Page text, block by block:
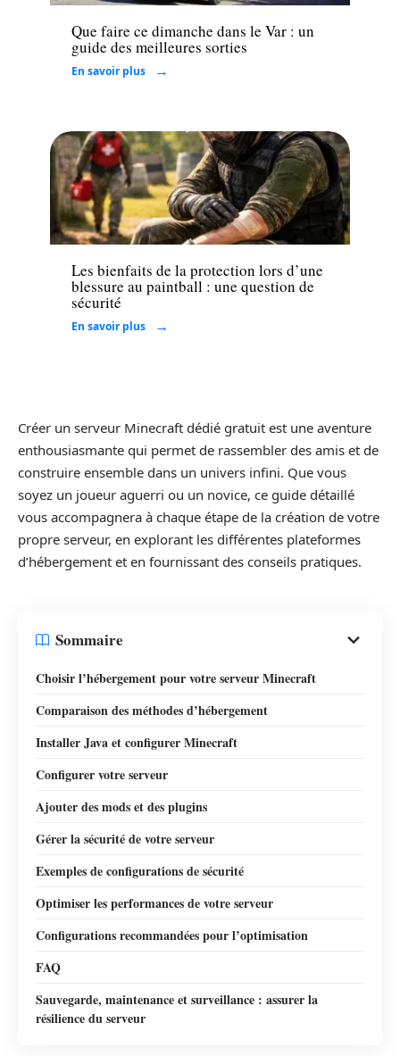
Que faire ce dimanche dans le Var : un
guide des meilleures sorties
En savoir plus
Loisirs
Les bienfaits de la protection lors d’une
blessure au paintball : une question de
sécurité
En savoir plus
Créer un serveur Minecraft dédié gratuit est une aventure
enthousiasmante qui permet de rassembler des amis et de
construire ensemble dans un univers infini. Que vous
soyez un joueur aguerri ou un novice, ce guide détaillé
vous accompagnera à chaque étape de la création de votre
propre serveur, en explorant les différentes plateformes
d’hébergement et en fournissant des conseils pratiques.
Sommaire
Choisir l’hébergement pour votre serveur Minecraft
Comparaison des méthodes d’hébergement
Installer Java et configurer Minecraft
Configurer votre serveur
Ajouter des mods et des plugins
Gérer la sécurité de votre serveur
Exemples de configurations de sécurité
Optimiser les performances de votre serveur
Configurations recommandées pour l’optimisation
FAQ
Sauvegarde, maintenance et surveillance : assurer la
résilience du serveur